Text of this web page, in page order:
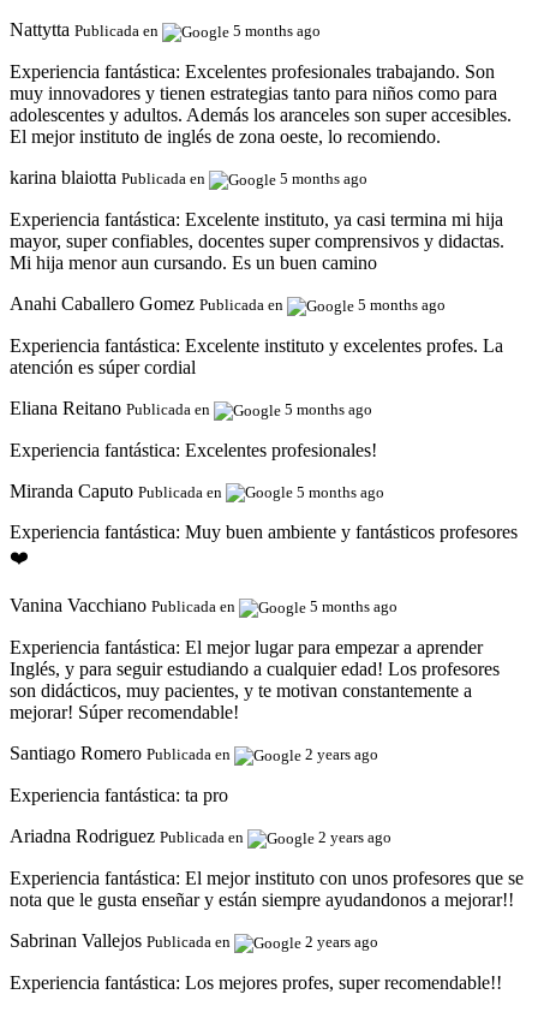
Nattytta Publicada en 5 months ago
Experiencia fantástica: Excelentes profesionales trabajando. Son
muy innovadores y tienen estrategias tanto para niños como para
adolescentes y adultos. Además los aranceles son super accesibles.
El mejor instituto de inglés de zona oeste, lo recomiendo.
karina blaiotta Publicada en 5 months ago
Experiencia fantástica: Excelente instituto, ya casi termina mi hija
mayor, super confiables, docentes super comprensivos y didactas.
Mi hija menor aun cursando. Es un buen camino
Anahi Caballero Gomez Publicada en 5 months ago
Experiencia fantástica: Excelente instituto y excelentes profes. La
atención es súper cordial
Eliana Reitano Publicada en 5 months ago
Experiencia fantástica: Excelentes profesionales!
Miranda Caputo Publicada en 5 months ago
Experiencia fantástica: Muy buen ambiente y fantásticos profesores
❤️
Vanina Vacchiano Publicada en 5 months ago
Experiencia fantástica: El mejor lugar para empezar a aprender
Inglés, y para seguir estudiando a cualquier edad! Los profesores
son didácticos, muy pacientes, y te motivan constantemente a
mejorar! Súper recomendable!
Santiago Romero Publicada en 2 years ago
Experiencia fantástica: ta pro
Ariadna Rodriguez Publicada en 2 years ago
Experiencia fantástica: El mejor instituto con unos profesores que se
nota que le gusta enseñar y están siempre ayudandonos a mejorar!!
Sabrinan Vallejos Publicada en 2 years ago
Experiencia fantástica: Los mejores profes, super recomendable!!